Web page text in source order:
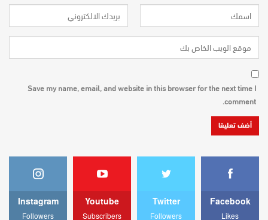
Save my name, email, and website in this browser for the next time I
comment.
Facebook
Likes
Twitter
Followers
Youtube
Subscribers
Instagram
Followers